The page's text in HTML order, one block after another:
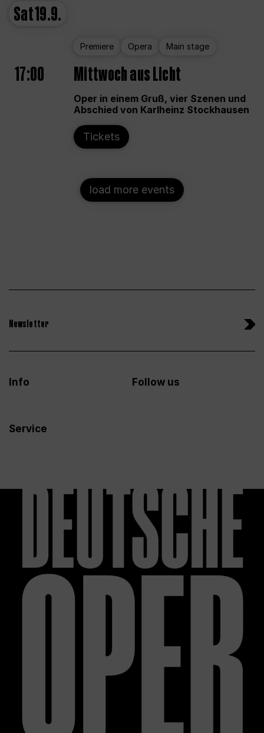
Sat19.9.
Premiere Opera Main stage
17:00 Mittwoch aus Licht
Oper in einem Gruß, vier Szenen und
Abschied von Karlheinz Stockhausen
Tickets
load more events
Newsletter
Info
Service
Follow us